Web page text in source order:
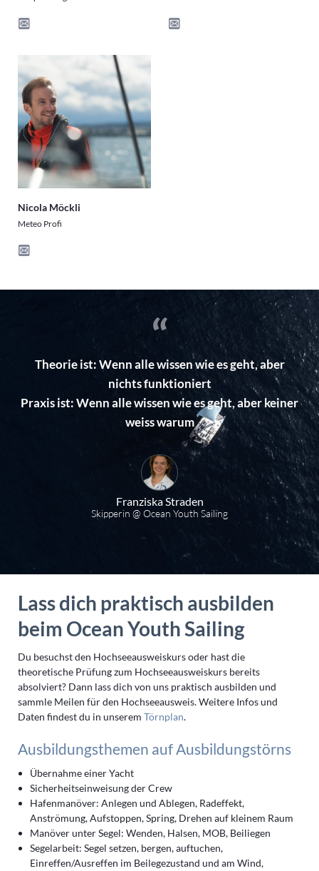
Nicola Möckli
Meteo Profi
Theorie ist: Wenn alle wissen wie es geht, aber
nichts funktioniert
Praxis ist: Wenn alle wissen wie es geht, aber keiner
weiss warum
Franziska Straden
Skipperin @ Ocean Youth Sailing
Lass dich praktisch ausbilden
beim Ocean Youth Sailing
Du besuchst den Hochseeausweiskurs oder hast die
theoretische Prüfung zum Hochseeausweiskurs bereits
absolviert? Dann lass dich von uns praktisch ausbilden und
sammle Meilen für den Hochseeausweis. Weitere Infos und
Daten findest du in unserem Törnplan.
Ausbildungsthemen auf Ausbildungstörns
Übernahme einer Yacht
Sicherheitseinweisung der Crew
Hafenmanöver: Anlegen und Ablegen, Radeffekt,
Anströmung, Aufstoppen, Spring, Drehen auf kleinem Raum
Manöver unter Segel: Wenden, Halsen, MOB, Beiliegen
Segelarbeit: Segel setzen, bergen, auftuchen,
Einreffen/Ausreffen im Beilegezustand und am Wind,